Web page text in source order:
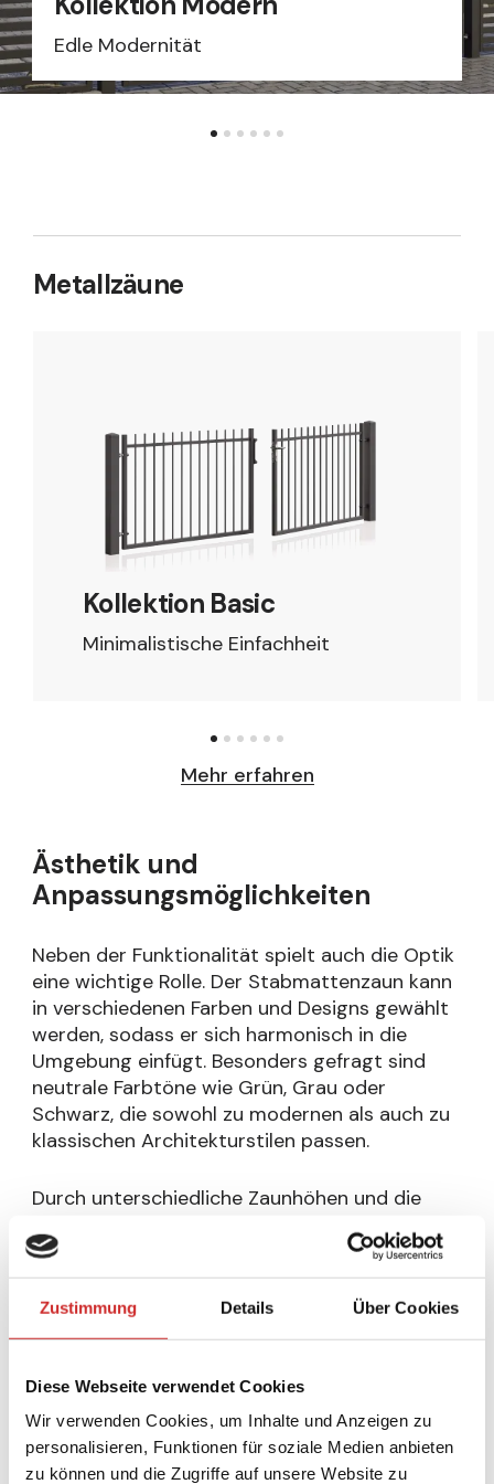
Zustimmung Details Über Cookies
Diese Webseite verwendet Cookies
Wir verwenden Cookies, um Inhalte und Anzeigen zu
personalisieren, Funktionen für soziale Medien anbieten
zu können und die Zugriffe auf unsere Website zu
Edle Modernität
Metallzäune
Kollektion Basic
Minimalistische Einfachheit
Mehr erfahren
Ästhetik und
Anpassungsmöglichkeiten
Neben der Funktionalität spielt auch die Optik
eine wichtige Rolle. Der Stabmattenzaun kann
in verschiedenen Farben und Designs gewählt
werden, sodass er sich harmonisch in die
Umgebung einfügt. Besonders gefragt sind
neutrale Farbtöne wie Grün, Grau oder
Schwarz, die sowohl zu modernen als auch zu
klassischen Architekturstilen passen.
Durch unterschiedliche Zaunhöhen und die
Stabmatten lassen sich individuelle Lösungen
für jedes Grundstück realisieren. Zudem
besteht die Möglichkeit, dekorative Elemente
Montage und Wartung
Die Montage eines Stabmattenzauns ist